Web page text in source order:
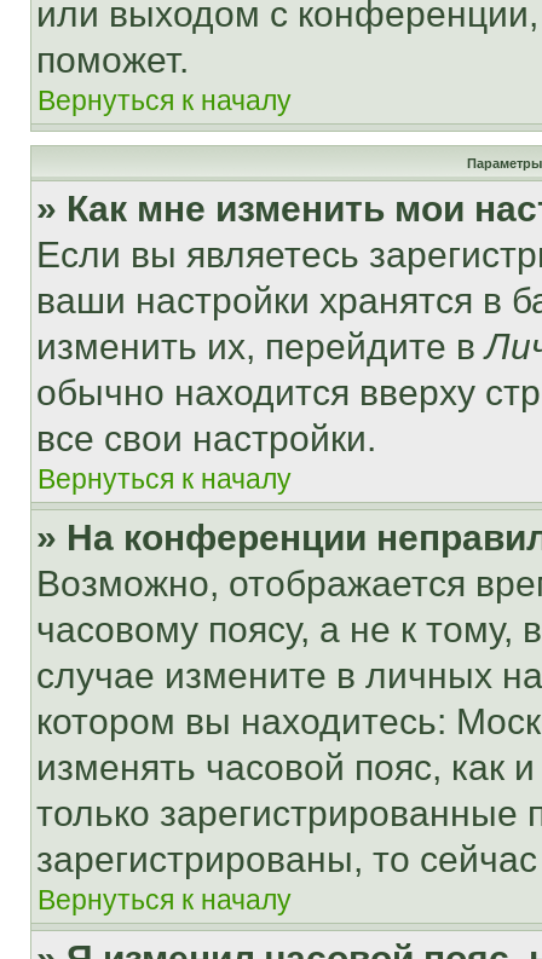
или выходом с
поможет.
Вернуться к началу
Параметры
» Как мне изменить мои
Если вы являетесь
ваши настройки хранятся в
изменить их, перейдите в
обычно находится вверху
все свои настройки.
Вернуться к началу
» На конференции
Возможно, отображается
часовому поясу, а не к тому,
случае измените в личных
котором вы находитесь:
изменять часовой пояс, как
только
зарегистрированы, то
Вернуться к началу